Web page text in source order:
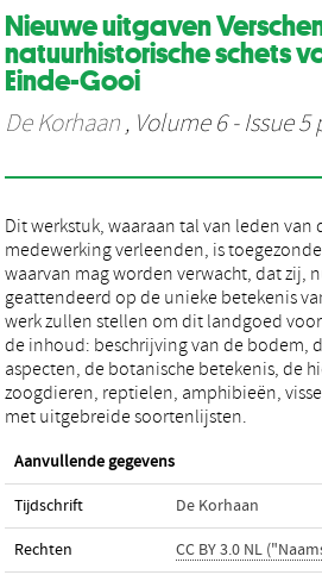
Nieuwe uitgaven
natuurhistorische schets
Einde-Gooi
De Korhaan , Volume 6 - Issue 5
Dit werkstuk, waaraan tal van leden van
medewerking verleenden, is
waarvan mag worden verwacht, dat zij,
geattendeerd op de unieke betekenis
werk zullen stellen om dit landgoed
de inhoud: beschrijving van de bodem,
aspecten, de botanische betekenis, de
zoogdieren, reptielen, amphibieën,
met uitgebreide soortenlijsten.
Aanvullende gegevens
Tijdschrift De Korhaan
Rechten CC BY 3.0 NL